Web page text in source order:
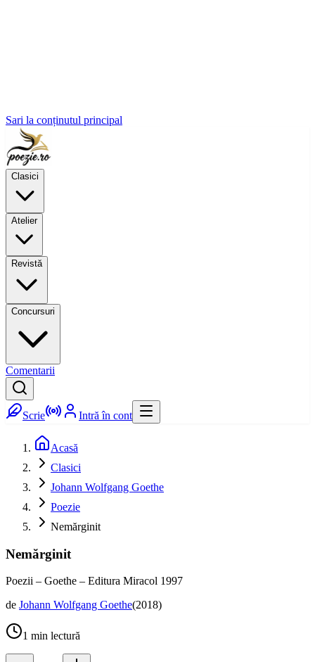
Sari la conținutul principal
Clasici
Atelier
Revistă
Concursuri
Comentarii
Scrie Intră în cont
Acasă
Clasici
Johann Wolfgang Goethe
Poezie
Nemărginit
Nemărginit
Poezii – Goethe – Editura Miracol 1997
de Johann Wolfgang Goethe(2018)
1 min lectură